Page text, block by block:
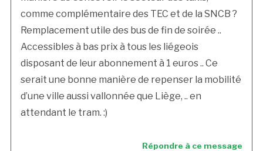
comme complémentaire des TEC et de la SNCB ?
Remplacement utile des bus de fin de soirée ..
Accessibles à bas prix à tous les liégeois
disposant de leur abonnement à 1 euros .. Ce
serait une bonne manière de repenser la mobilité
d’une ville aussi vallonnée que Liège, .. en
attendant le tram. :)
Répondre à ce message